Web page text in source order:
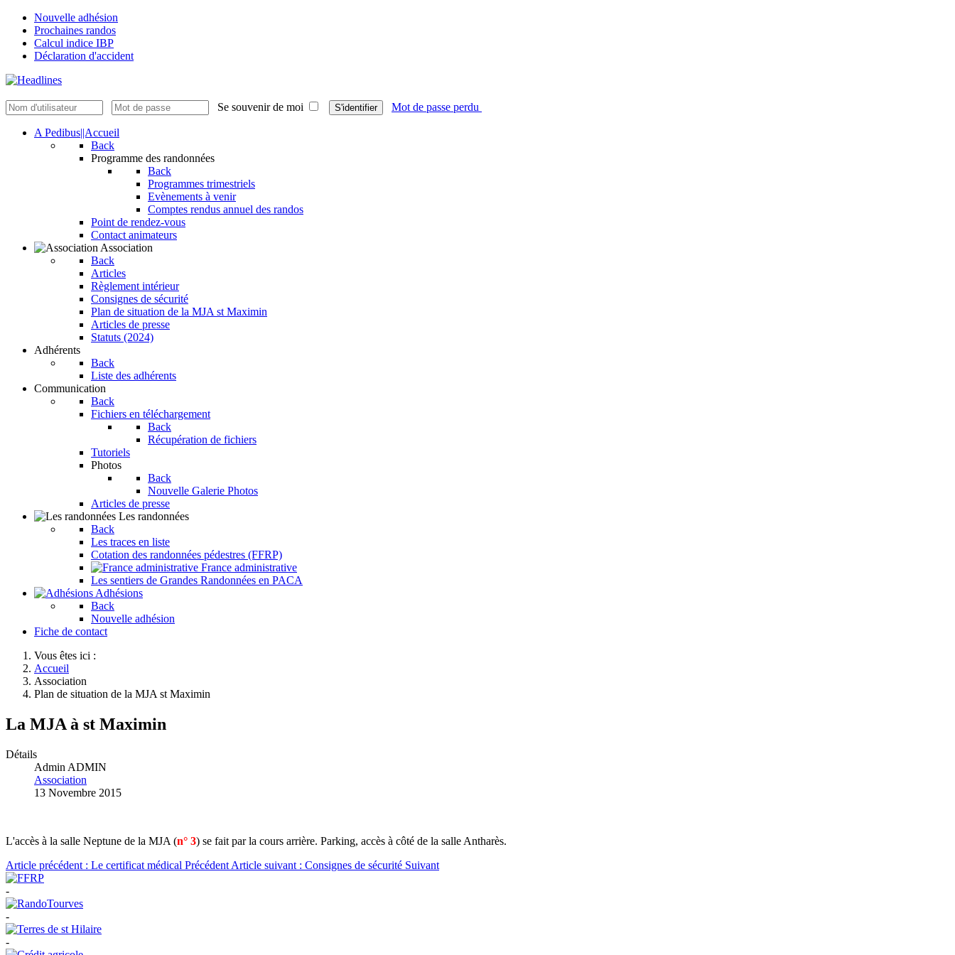
Nouvelle adhésion
Prochaines randos
Calcul indice IBP
Déclaration d'accident
Se souvenir de moi S'identifier Mot de passe perdu
A Pedibus||Accueil
Back
Programme des randonnées
Back
Programmes trimestriels
Evènements à venir
Comptes rendus annuel des randos
Point de rendez-vous
Contact animateurs
Association
Back
Articles
Règlement intérieur
Consignes de sécurité
Plan de situation de la MJA st Maximin
Articles de presse
Statuts (2024)
Adhérents
Back
Liste des adhérents
Communication
Back
Fichiers en téléchargement
Back
Récupération de fichiers
Tutoriels
Photos
Back
Nouvelle Galerie Photos
Articles de presse
Les randonnées
Back
Les traces en liste
Cotation des randonnées pédestres (FFRP)
France administrative
Les sentiers de Grandes Randonnées en PACA
Adhésions
Back
Nouvelle adhésion
Fiche de contact
Vous êtes ici :
Accueil
Association
Plan de situation de la MJA st Maximin
La MJA à st Maximin
Détails
Admin ADMIN
Association
13 Novembre 2015
L'accès à la salle Neptune de la MJA (n° 3) se fait par la cours arrière. Parking, accès à côté de la salle Antharès.
Article précédent : Le certificat médical Précédent Article suivant : Consignes de sécurité Suivant
-
-
-